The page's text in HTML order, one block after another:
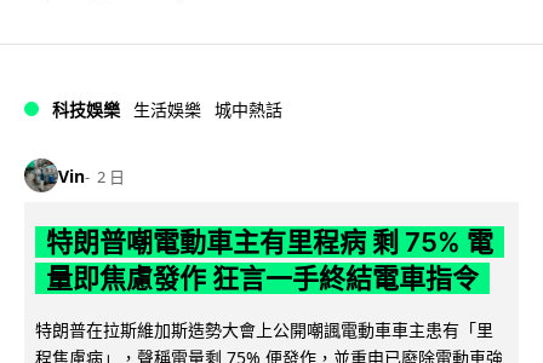
科技娛樂 生活娛樂 城中熱話
Vin 2 日
特朗普嘲電動車主有里程病 剩 75% 電
量即焦慮發作 狂言一手終結電車指令
特朗普在拉斯維加斯造勢大會上公開嘲諷電動車車主患有「里
程焦慮病」，聲稱電量剩 75% 便發作，並重申已廢除電動車強